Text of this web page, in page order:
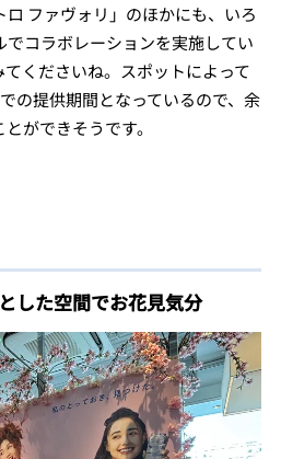
ファヴォリ」のほかにも、いろ
でコラボレーションを実施してい
くださいね。スポットによって
の提供期間となっているので、余
ができそうです。
した空間でお花見気分